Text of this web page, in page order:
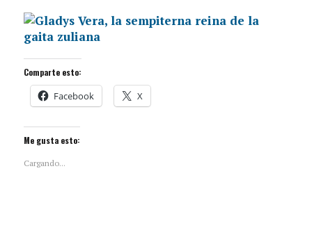
Comparte esto:
Facebook X
Me gusta esto:
Cargando...